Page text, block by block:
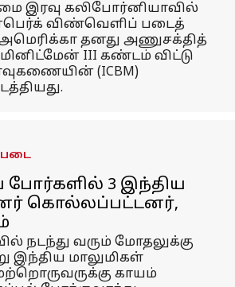
இரவு கலிபோர்னியாவில்
விண்வெளிப் படைத்
அமெரிக்கா தனது அணுசக்தித்
III கண்டம் விட்டு
(ICBM)
போர்களில் 3 இந்திய
கொல்லப்பட்டனர்,
நடந்து வரும் மோதலுக்கு
இந்திய மாலுமிகள்
காயம்